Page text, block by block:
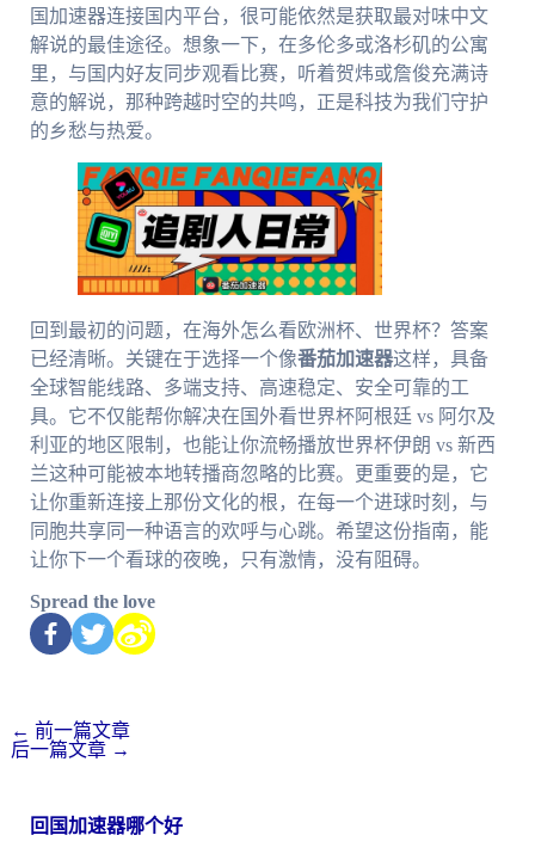
国加速器连接国内平台，很可能依然是获取最对味中文
解说的最佳途径。想象一下，在多伦多或洛杉矶的公寓
里，与国内好友同步观看比赛，听着贺炜或詹俊充满诗
意的解说，那种跨越时空的共鸣，正是科技为我们守护
的乡愁与热爱。
回到最初的问题，在海外怎么看欧洲杯、世界杯？答案
已经清晰。关键在于选择一个像番茄加速器这样，具备
全球智能线路、多端支持、高速稳定、安全可靠的工
具。它不仅能帮你解决在国外看世界杯阿根廷 vs 阿尔及
利亚的地区限制，也能让你流畅播放世界杯伊朗 vs 新西
兰这种可能被本地转播商忽略的比赛。更重要的是，它
让你重新连接上那份文化的根，在每一个进球时刻，与
同胞共享同一种语言的欢呼与心跳。希望这份指南，能
让你下一个看球的夜晚，只有激情，没有阻碍。
Spread the love
← 前一篇文章
后一篇文章 →
回国加速器哪个好